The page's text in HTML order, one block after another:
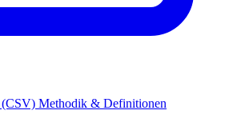
(CSV) Methodik & Definitionen